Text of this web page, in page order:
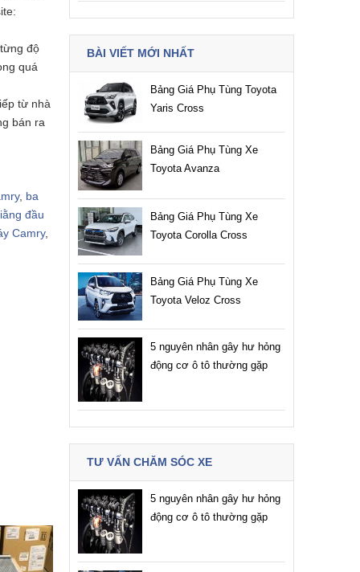
độ
quá
từ nhà
bán ra
, ba
đầu
Camry,
BÀI VIẾT MỚI NHẤT
Bảng Giá Phụ Tùng Toyota
Yaris Cross
Bảng Giá Phụ Tùng Xe
Toyota Avanza
Bảng Giá Phụ Tùng Xe
Toyota Corolla Cross
Bảng Giá Phụ Tùng Xe
Toyota Veloz Cross
5 nguyên nhân gây hư hỏng
động cơ ô tô thường gặp
TƯ VẤN CHĂM SÓC XE
5 nguyên nhân gây hư hỏng
động cơ ô tô thường gặp